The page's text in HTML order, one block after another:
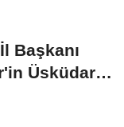
Başkanı
Üsküdar